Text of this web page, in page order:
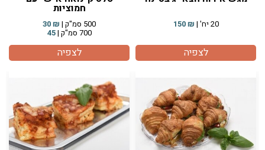
20 יח' | ₪
150
לצפיה
חמוציות
500 סמ"ק | ₪
30
700 סמ"ק | 45
לצפיה